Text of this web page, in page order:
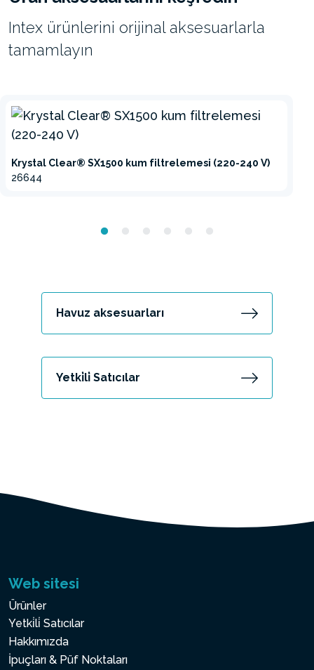
Intex ürünlerini orijinal aksesuarlarla
tamamlayın
Krystal Clear® SX1500 kum filtrelemesi (220-240 V)
26644
Havuz aksesuarları
Yetki̇li̇ Satıcılar
Web sitesi
Ürünler
Yetki̇li̇ Satıcılar
Hakkımızda
İpuçları & Püf Noktaları